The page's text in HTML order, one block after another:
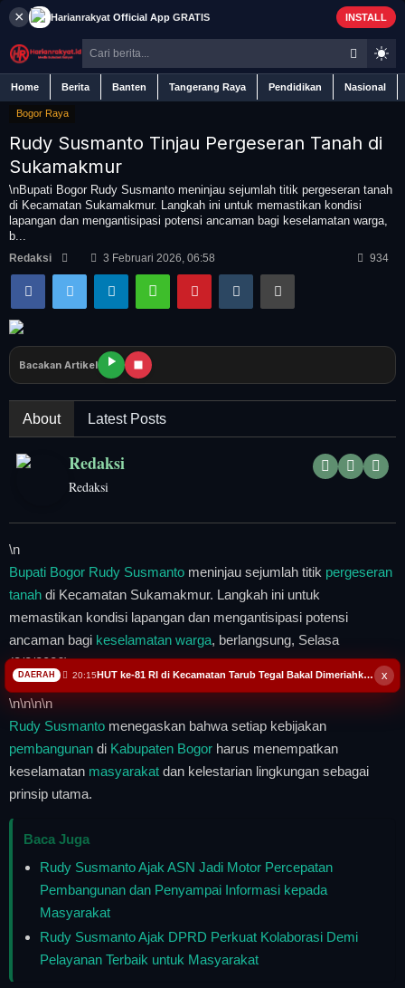
× Harianrakyat Official App GRATIS INSTALL
Home Berita Banten Tangerang Raya Pendidikan Nasional
Home
Berita
Iklan
Contact
Banten
Tangerang Raya
Pendidikan
Politik
Daerah
Bogor Raya
Bogor Raya
Rudy Susmanto Tinjau Pergeseran Tanah di
Sukamakmur
\nBupati Bogor Rudy Susmanto meninjau sejumlah titik pergeseran tanah
di Kecamatan Sukamakmur. Langkah ini untuk memastikan kondisi
lapangan dan mengantisipasi potensi ancaman bagi keselamatan warga,
b...
Redaksi 3 Februari 2026, 06:58 934
Bacakan Artikel
About Latest Posts
Redaksi
Redaksi
\n
Bupati Bogor Rudy Susmanto meninjau sejumlah titik pergeseran
tanah di Kecamatan Sukamakmur. Langkah ini untuk
memastikan kondisi lapangan dan mengantisipasi potensi
ancaman bagi keselamatan warga, berlangsung, Selasa
(3/2/2026),
\n\n\n\n
Rudy Susmanto menegaskan bahwa setiap kebijakan
pembangunan di Kabupaten Bogor harus menempatkan
keselamatan masyarakat dan kelestarian lingkungan sebagai
prinsip utama.
Baca Juga
Rudy Susmanto Ajak ASN Jadi Motor Percepatan
Pembangunan dan Penyampai Informasi kepada
Masyarakat
Rudy Susmanto Ajak DPRD Perkuat Kolaborasi Demi
Pelayanan Terbaik untuk Masyarakat
x
DAERAH 20:15 HUT ke-81 RI di Kecamatan Tarub Tegal Bakal Dimeriahkan Permainan Gobak Sodor